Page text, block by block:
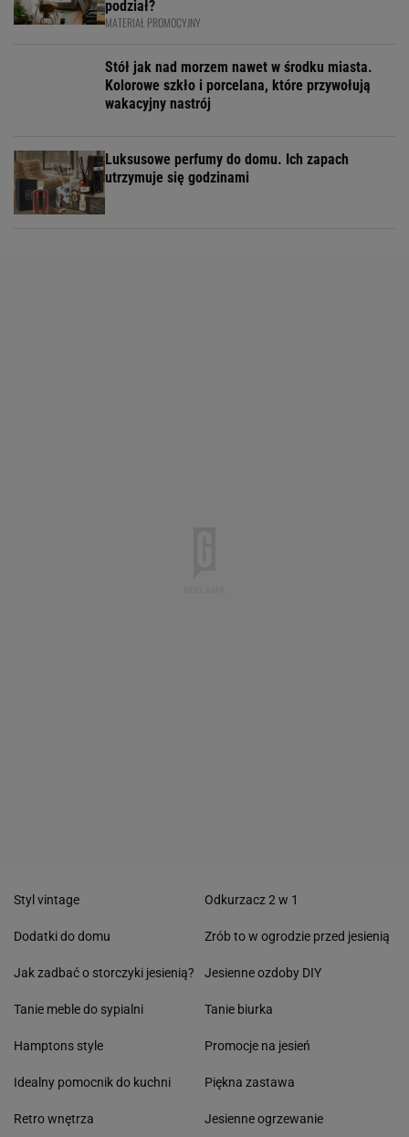
podział?
MATERIAŁ PROMOCYJNY
Stół jak nad morzem nawet w środku miasta.
Kolorowe szkło i porcelana, które przywołują
wakacyjny nastrój
Luksusowe perfumy do domu. Ich zapach
utrzymuje się godzinami
Styl vintage
Dodatki do domu
Jak zadbać o storczyki jesienią?
Tanie meble do sypialni
Hamptons style
Idealny pomocnik do kuchni
Retro wnętrza
Odkurzacz 2 w 1
Zrób to w ogrodzie przed jesienią
Jesienne ozdoby DIY
Tanie biurka
Promocje na jesień
Piękna zastawa
Jesienne ogrzewanie